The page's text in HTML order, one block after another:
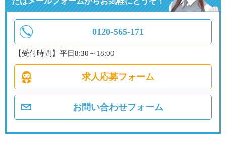
0120-565-171
【受付時間】平日8:30～18:00
求人応募フォーム
お問い合わせフォーム